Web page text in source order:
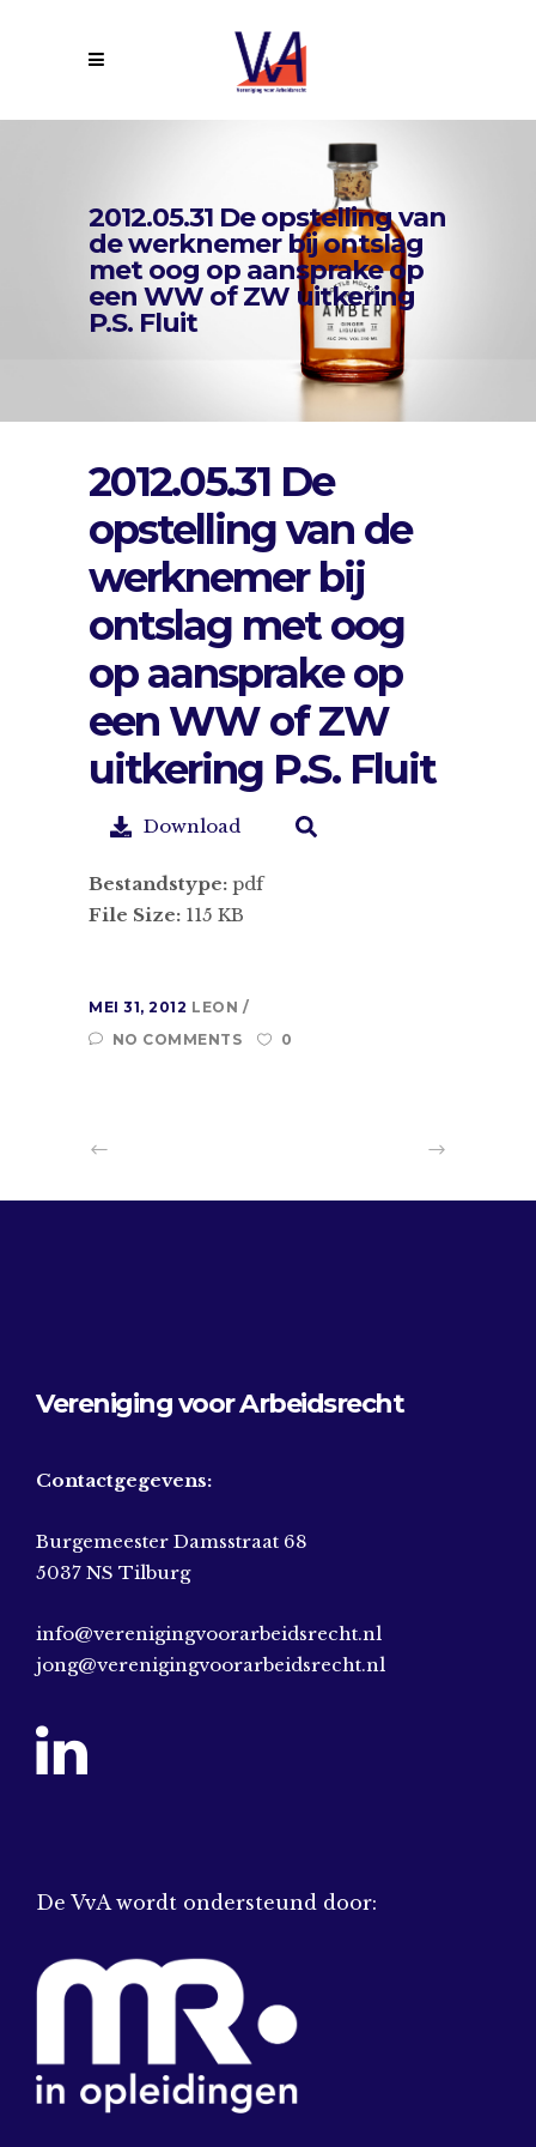
2012.05.31 De opstelling van
de werknemer bij ontslag
met oog op aansprake op
een WW of ZW uitkering
P.S. Fluit
2012.05.31 De
opstelling van de
werknemer bij
ontslag met oog
op aansprake op
een WW of ZW
uitkering P.S. Fluit
Download
Bestandstype: pdf
File Size: 115 KB
MEI 31, 2012 LEON
NO COMMENTS
0
Vereniging voor Arbeidsrecht
Contactgegevens:
Burgemeester Damsstraat 68
5037 NS Tilburg
info@verenigingvoorarbeidsrecht.nl
jong@verenigingvoorarbeidsrecht.nl
De VvA wordt ondersteund door: